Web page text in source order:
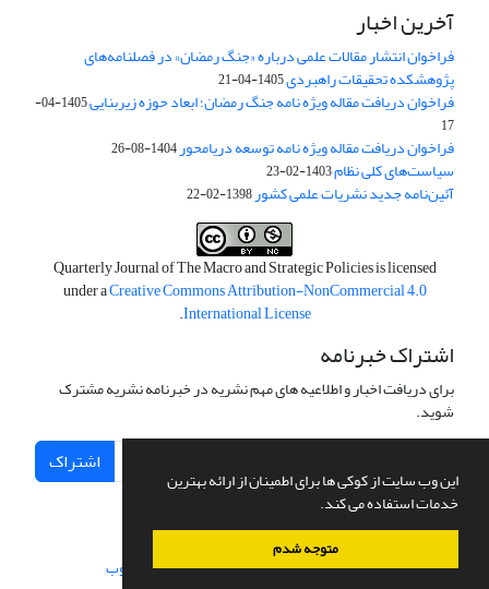
این وب سایت از کوکی ها برای اطمینان از ارائه بهترین
خدمات استفاده می کند.
متوجه شدم
آخرین اخبار
فراخوان انتشار مقالات علمی درباره «جنگ رمضان» در فصلنامه‌های
پژوهشکده تحقیقات راهبردی1405-04-21
فراخوان دریافت مقاله ویژه نامه جنگ رمضان؛ ابعاد حوزه زیربنایی
1405-04-
17
فراخوان دریافت مقاله ویژه نامه توسعه دریامحور1404-08-26
سیاست‌های کلی نظام1403-02-23
آئین‌نامه جدید نشریات علمی کشور1398-02-22
Quarterly Journal of The Macro and Strategic Policies is licensed
under aCreative Commons Attribution-NonCommercial 4.0
International License
.
اشتراک خبرنامه
برای دریافت اخبار و اطلاعیه های مهم نشریه در خبرنامه نشریه مشترک
شوید.
اشتراک
سامانه مدیریت نشریات علمی.طراحی و پیاده سازی از سیناوب